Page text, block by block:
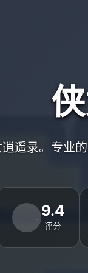
遥录。专业
9.4
评分